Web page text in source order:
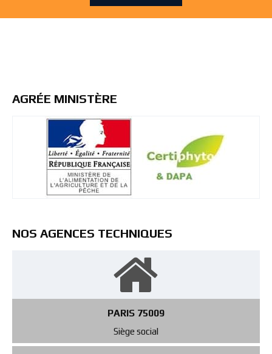
AGRÉE MINISTÈRE
NOS AGENCES TECHNIQUES
PARIS 75009
Siège social